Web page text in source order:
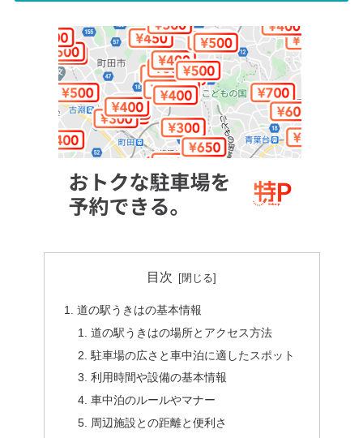
目次
道の駅うきはの基本情報
道の駅うきはの場所とアクセス方法
駐車場の広さと車中泊に適したスポット
利用時間や設備の基本情報
車中泊のルールやマナー
周辺施設との距離と便利さ